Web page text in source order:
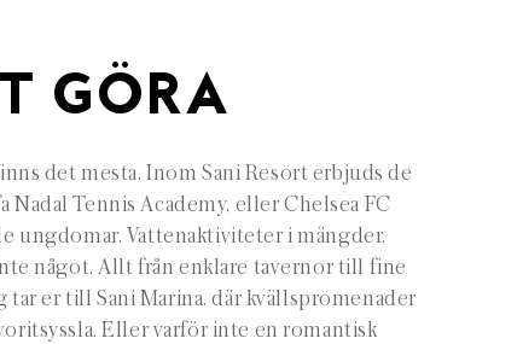
GÖRA
det mesta. Inom Sani Resort erbjuds de
Tennis Academy, eller Chelsea FC
ungdomar. Vattenaktiviteter i mängder.
något. Allt från enklare tavernor till fine
er till Sani Marina, där kvällspromenader
Eller varför inte en romantisk